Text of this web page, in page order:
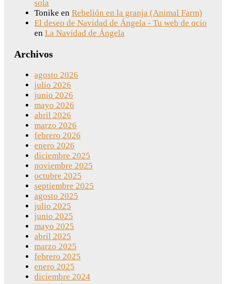
sola
Tonike en Rebelión en la granja (Animal Farm)
El deseo de Navidad de Ángela - Tu web de ocio
en La Navidad de Ángela
Archivos
agosto 2026
julio 2026
junio 2026
mayo 2026
abril 2026
marzo 2026
febrero 2026
enero 2026
diciembre 2025
noviembre 2025
octubre 2025
septiembre 2025
agosto 2025
julio 2025
junio 2025
mayo 2025
abril 2025
marzo 2025
febrero 2025
enero 2025
diciembre 2024